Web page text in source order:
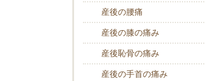
産後の腰痛
産後の膝の痛み
産後恥骨の痛み
産後の手首の痛み